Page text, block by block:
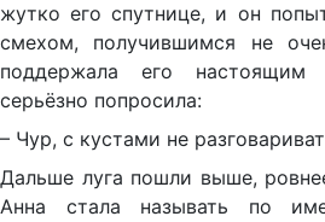
жутко его спутнице, и он
смехом, получившимся не
поддержала его
серьёзно попросила:
– Чур, с кустами не
Дальше луга пошли выше,
Анна стала называть по